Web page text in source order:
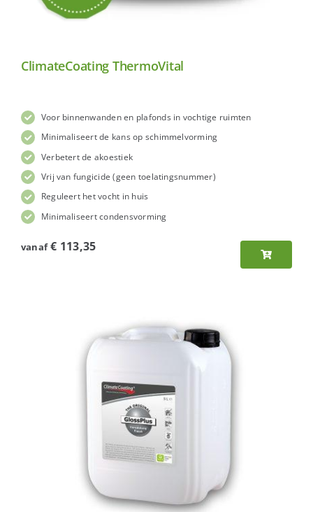
ClimateCoating ThermoVital
Voor binnenwanden en plafonds in vochtige ruimten
Minimaliseert de kans op schimmelvorming
Verbetert de akoestiek
Vrij van fungicide (geen toelatingsnummer)
Reguleert het vocht in huis
Minimaliseert condensvorming
vanaf € 113,35